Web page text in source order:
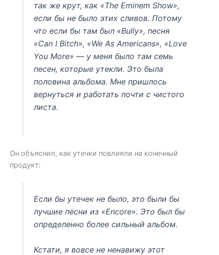
так же крут, как «The Eminem Show»,
если бы не было этих сливов. Потому
что если бы там был «Bully», песня
«Can I Bitch», «We As Americans», «Love
You More» — у меня было там семь
песен, которые утекли. Это была
половина альбома. Мне пришлось
вернуться и работать почти с чистого
листа.
Он объяснил, как утечки повлияли на конечный
продукт:
Если бы утечек не было, это были бы
лучшие песни из «Encore». Это был бы
определенно более сильный альбом.
Кстати, я вовсе не ненавижу этот